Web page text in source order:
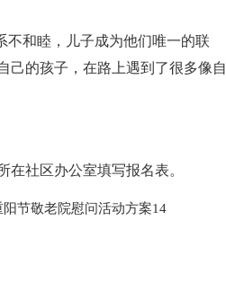
不和睦，儿子成为他们唯一的联
己的孩子，在路上遇到了很多像自
在社区办公室填写报名表。
阳节敬老院慰问活动方案14